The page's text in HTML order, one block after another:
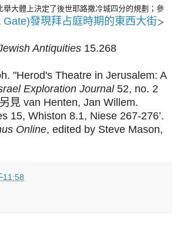
舉大體上決定了後世耶路撒冷城四分的規劃；參
Gate)發現拜占庭時期的東西大街＞
Antiquities 15.268
"Herod's Theatre in Jerusalem: A
Exploration Journal52, no. 2
見 van Henten, Jan Willem.
15, Whiston 8.1, Niese 267-276’.
Online, edited by Steve Mason,
11:58